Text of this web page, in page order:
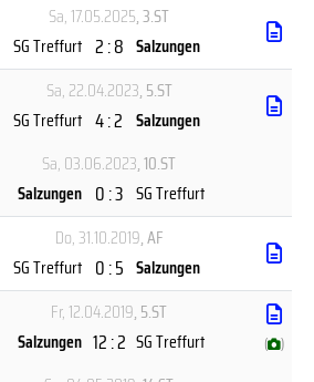
Sa, 17.05.2025, 3.ST
SG Treffurt 2 : 8 Salzungen
Sa, 22.04.2023, 5.ST
SG Treffurt 4 : 2 Salzungen
Sa, 03.06.2023, 10.ST
Salzungen 0 : 3 SG Treffurt
Do, 31.10.2019, AF
SG Treffurt 0 : 5 Salzungen
Fr, 12.04.2019, 5.ST
Salzungen 12 : 2 SG Treffurt ( )